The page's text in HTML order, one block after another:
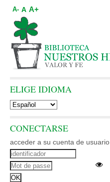
A- A A+
ELIGE IDIOMA
CONECTARSE
acceder a su cuenta de usuario